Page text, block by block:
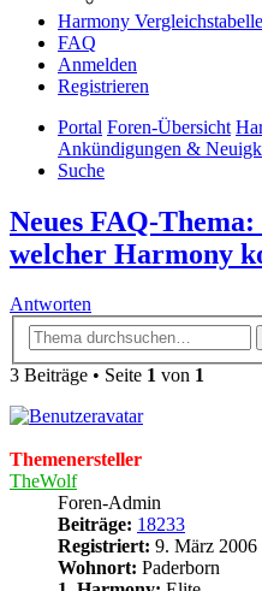
Harmony Vergleichstabelle
FAQ
Anmelden
Registrieren
Portal Foren-Übersicht
Ankündigungen &
Suche
Neues FAQ-
welcher Harmony
Antworten
3 Beiträge • Seite 1 von 1
Themenersteller
TheWolf
Foren-Admin
Beiträge: 18233
Registriert: 9. März 2006
Wohnort: Paderborn